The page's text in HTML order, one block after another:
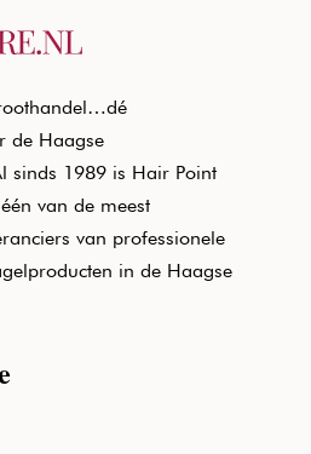
de Haagse
sinds 1989 is Hair Point
van de meest
van professionele
in de Haagse